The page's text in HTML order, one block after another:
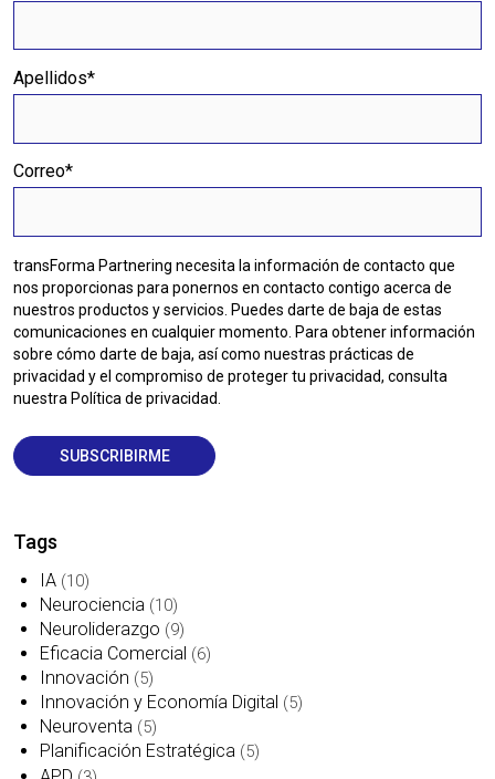
Apellidos*
Correo*
transForma Partnering necesita la información de contacto que
nos proporcionas para ponernos en contacto contigo acerca de
nuestros productos y servicios. Puedes darte de baja de estas
comunicaciones en cualquier momento. Para obtener información
sobre cómo darte de baja, así como nuestras prácticas de
privacidad y el compromiso de proteger tu privacidad, consulta
nuestra Política de privacidad.
Tags
IA (10)
Neurociencia (10)
Neuroliderazgo (9)
Eficacia Comercial (6)
Innovación (5)
Innovación y Economía Digital (5)
Neuroventa (5)
Planificación Estratégica (5)